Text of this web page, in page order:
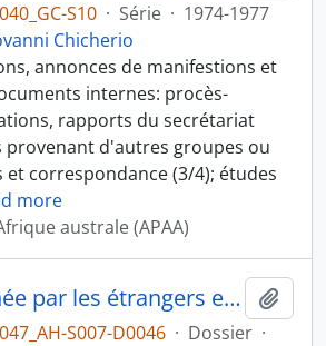
S10 · Série · 1974-1977
Chicherio
annonces de manifestions et
internes: procès-
rapports du secrétariat
provenant d'autres groupes ou
correspondance (3/4); études
more
australe (APAA)
Politique menée par les étrangers en Suisse, bureaux politiques étrangers (Organisation de libération de la Palestine, Parti communiste italien)
S007-D0046 · Dossier ·